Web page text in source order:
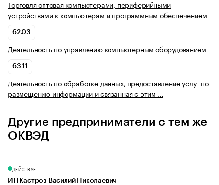
Торговля оптовая компьютерами, периферийными
устройствами к компьютерам и программным обеспечением
62.03
Деятельность по управлению компьютерным оборудованием
63.11
Деятельность по обработке данных, предоставление услуг по
размещению информации и связанная с этим …
Другие предприниматели с тем же
ОКВЭД
ДЕЙСТВУЕТ
ИП Кастров Василий Николаевич